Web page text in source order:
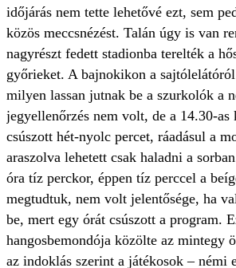
időjárás nem tette lehetővé ezt, sem
közös meccsnézést. Talán úgy is van
nagyrészt fedett stadionba terelték a
győrieket. A bajnokikon a
milyen lassan jutnak be a szurkolók a
jegyellenőrzés nem volt, de a 14.30-
csúszott hét-nyolc percet, ráadásul a
araszolva lehetett csak haladni a
óra tíz perckor, éppen tíz perccel a
megtudtuk, nem volt jelentősége, ha
be, mert egy órát csúszott a program.
hangosbemondója közölte az mintegy
az indoklás szerint a játékosok – némi